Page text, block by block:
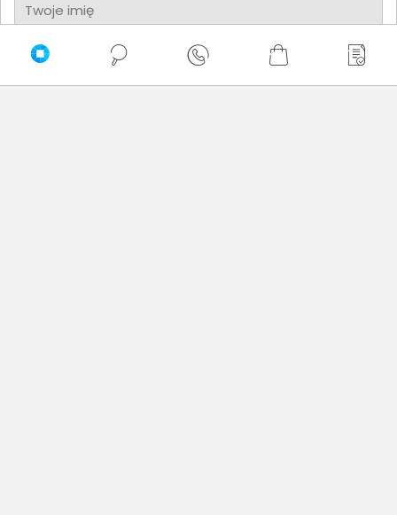
Twoje imię
Twoja opinia